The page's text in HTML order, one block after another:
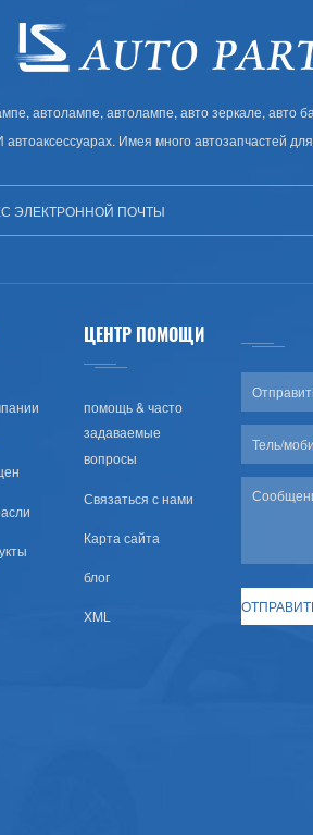
автолампе, автолампе, авто зеркале, авто
автоаксессуарах. Имея много автозапчастей
ЦЕНТР ПОМОЩИ
помощь & часто
задаваемые
вопросы
Связаться с нами
Карта сайта
блог
XML